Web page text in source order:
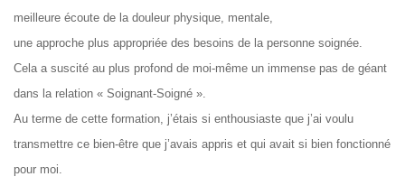
meilleure écoute de la douleur physique, mentale,
une approche plus appropriée des besoins de la personne soignée.
Cela a suscité au plus profond de moi-même un immense pas de géant
dans la relation « Soignant-Soigné ».
Au terme de cette formation, j’étais si enthousiaste que j’ai voulu
transmettre ce bien-être que j’avais appris et qui avait si bien fonctionné
pour moi.